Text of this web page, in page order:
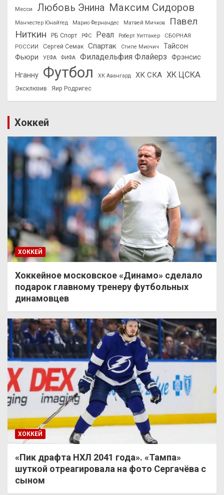
Месси
Любовь Энина Максим Сидоров
Манчестер Юнайтед Марио Фернандес Матвей Мичков
Павел
Ниткин
РБ Спорт РФС Реал Роберт Уиттакер
СБОРНАЯ
РОССИИ
Сергей Семак Спартак Стипе Миочич
Тайсон
Фьюри
УЕФА ФИФА Филадельфия Флайерз Фрэнсис
Нганну Футбол ХК Авангард ХК СКА ХК ЦСКА
Эксклюзив Яир Родригес
Хоккей
ХОККЕЙ
Хоккейное московское «Динамо» сделало
подарок главному тренеру футбольных
динамовцев
ХОККЕЙ
«Пик драфта НХЛ 2041 года». «Тампа»
шуткой отреагировала на фото Сергачёва с
сыном